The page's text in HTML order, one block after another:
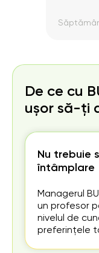
De ce cu
ușor să-ți
Nu trebuie
întâmplare
Managerul
un profesor
nivelul de
preferințele